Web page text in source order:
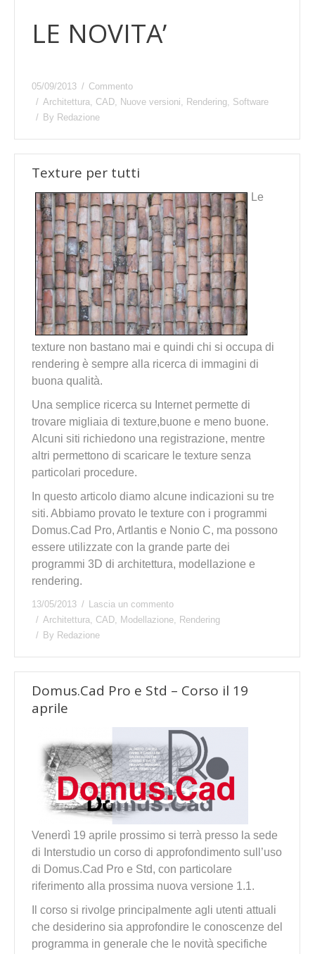
LE NOVITA’
05/09/2013
Commento
Architettura
CAD Nuove versioni Rendering
Software
By Redazione
Texture per tutti
Le
texture non bastano mai e quindi chi si occupa di
rendering è sempre alla ricerca di immagini di
buona qualità.
Una semplice ricerca su Internet permette di
trovare migliaia di texture,buone e meno buone.
Alcuni siti richiedono una registrazione, mentre
altri permettono di scaricare le texture senza
particolari procedure.
In questo articolo diamo alcune indicazioni su tre
siti. Abbiamo provato le texture con i programmi
Domus.Cad Pro, Artlantis e Nonio C, ma possono
essere utilizzate con la grande parte dei
programmi 3D di architettura, modellazione e
rendering.
13/05/2013
Lascia un commento
Architettura
CAD Modellazione Rendering
By Redazione
Domus.Cad Pro e Std – Corso il 19
aprile
Venerdì 19 aprile prossimo si terrà presso la sede
di Interstudio un corso di approfondimento sull’uso
di Domus.Cad Pro e Std, con particolare
riferimento alla prossima nuova versione 1.1.
Il corso si rivolge principalmente agli utenti attuali
che desiderino sia approfondire le conoscenze del
programma in generale che le novità specifiche